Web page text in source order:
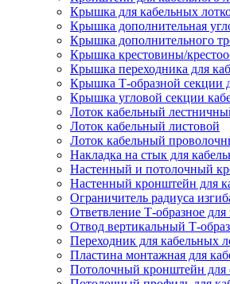
Крышка для кабельных
Крышка дополнительная
Крышка дополнительного
Крышка крестовины/
Крышка переходника для
Крышка Т-образной секции
Крышка угловой секции
Лоток кабельный
Лоток кабельный листовой
Лоток кабельный
Накладка на стык для
Настенный и потолочный
Настенный кронштейн для
Ограничитель радиуса
Ответвление Т-образное для
Отвод вертикальный Т-
Переходник для кабельных
Пластина монтажная для
Потолочный кронштейн для